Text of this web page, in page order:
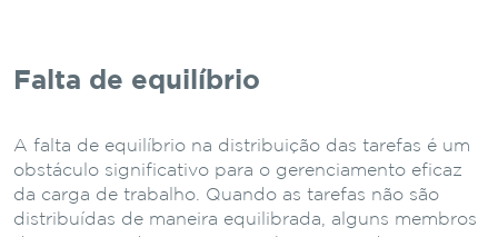
Falta de equilíbrio
A falta de equilíbrio na distribuição das tarefas é um
obstáculo significativo para o gerenciamento eficaz
da carga de trabalho. Quando as tarefas não são
distribuídas de maneira equilibrada, alguns membros